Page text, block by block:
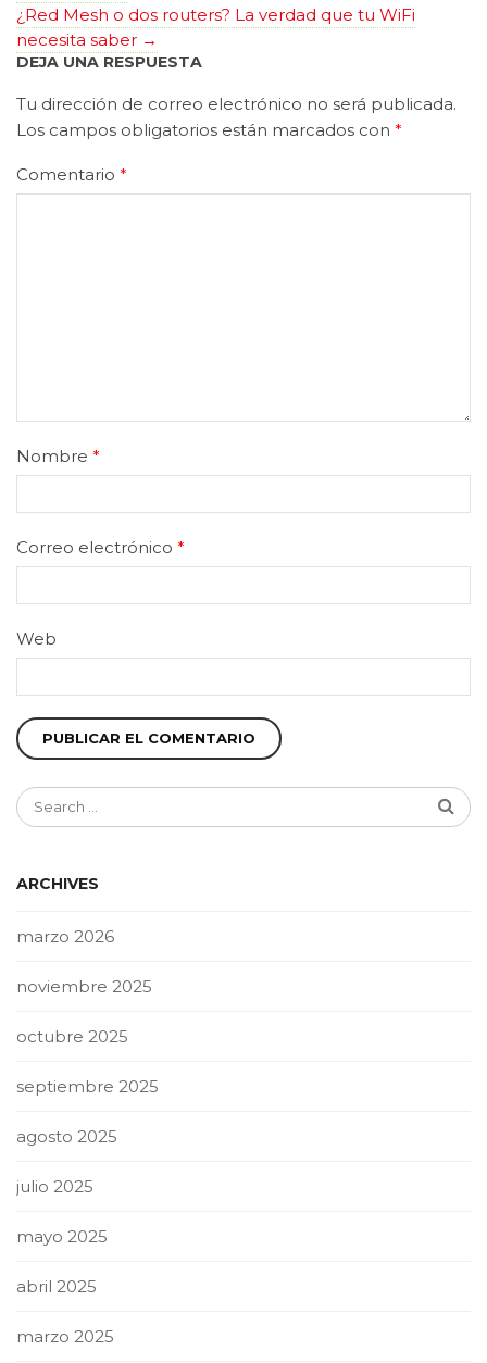
¿Red Mesh o dos routers? La verdad que tu WiFi
necesita saber →
DEJA UNA RESPUESTA
Tu dirección de correo electrónico no será publicada.
Los campos obligatorios están marcados con *
Comentario *
Nombre *
Correo electrónico *
Web
ARCHIVES
marzo 2026
noviembre 2025
octubre 2025
septiembre 2025
agosto 2025
julio 2025
mayo 2025
abril 2025
marzo 2025